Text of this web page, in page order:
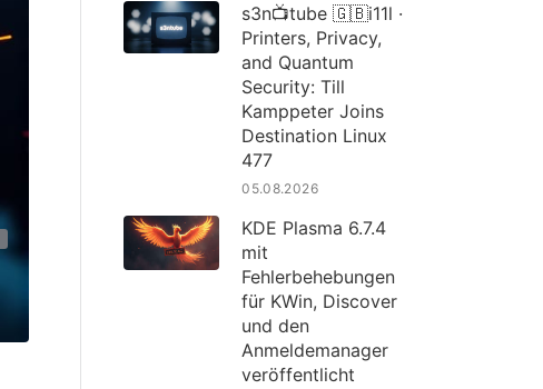
s3n📺tube 🇬🇧i11l ·
Printers, Privacy,
and Quantum
Security: Till
Kamppeter Joins
Destination Linux
477
05.08.2026
KDE Plasma 6.7.4
mit
Fehlerbehebungen
für KWin, Discover
und den
Anmeldemanager
veröffentlicht